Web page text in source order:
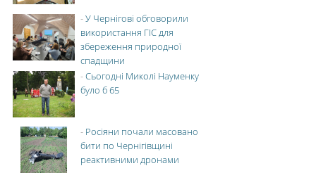
-У Чернігові обговорили
використання ГІС для
збереження природної
спадщини
-Сьогодні Миколі Науменку
було б 65
- Росіяни почали масовано
бити по Чернігівщині
реактивними дронами